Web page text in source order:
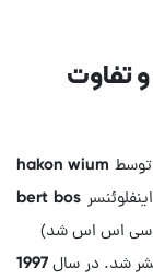
تفاوت
در 10 اکتبر سال 1994 نخستین پیشنهاد این زبان توسط hakon wium
lie منتشر شد. در 1 نوامبر 1996 سی اس اس با اینفلوئنسر bert bos
در دسامبر سال 1996 سی اس اس بطور رسمی منتشر شد. در سال 1997